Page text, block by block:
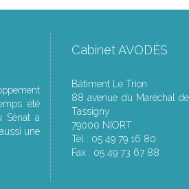
été
Sénat a
une
Cabinet AVODÈS
Bâtiment Le Trion
88 avenue du Maréchal
Tassigny
79000 NIORT
Tél : 05 49 79 16 80
Fax : 05 49 73 67 88